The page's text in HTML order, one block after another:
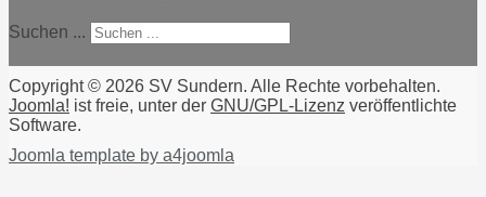
Suchen ...
Copyright © 2026 SV Sundern. Alle Rechte vorbehalten.
Joomla! ist freie, unter der GNU/GPL-Lizenz veröffentlichte
Software.
Joomla template by a4joomla